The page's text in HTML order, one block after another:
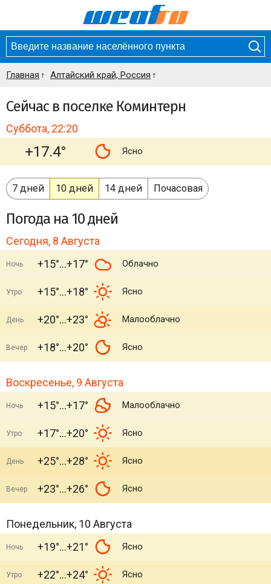
Главная Алтайский край, Россия
Сейчас в поселке Коминтерн
Суббота, 22:20
+17.4° Ясно
7 дней 10 дней 14 дней Почасовая
Погода на 10 дней
Сегодня, 8 Августа
Ночь +15° +17° Облачно
Утро +15° +18° Ясно
День +20° +23° Малооблачно
Вечер +18° +20° Ясно
Воскресенье, 9 Августа
Ночь +15° +17° Малооблачно
Утро +17° +20° Ясно
День +25° +28° Ясно
Вечер +23° +26° Ясно
Понедельник, 10 Августа
Ночь +19° +21° Ясно
Утро +22° +24° Ясно